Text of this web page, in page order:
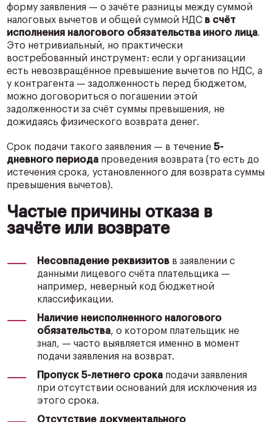
форму заявления — о зачёте разницы между суммой
налоговых вычетов и общей суммой НДС в счёт
исполнения налогового обязательства иного лица.
Это нетривиальный, но практически
востребованный инструмент: если у организации
есть невозвращённое превышение вычетов по НДС, а
у контрагента — задолженность перед бюджетом,
можно договориться о погашении этой
задолженности за счёт суммы превышения, не
дожидаясь физического возврата денег.
Срок подачи такого заявления — в течение5-
дневного периода проведения возврата (то есть до
истечения срока, установленного для возврата суммы
превышения вычетов).
Частые причины отказа в
зачёте или возврате
Несовпадение реквизитов в заявлении с
данными лицевого счёта плательщика —
например, неверный код бюджетной
классификации.
Наличие неисполненного налогового
обязательства, о котором плательщик не
знал, — часто выявляется именно в момент
подачи заявления на возврат.
Пропуск 5-летнего срока подачи заявления
при отсутствии оснований для исключения из
этого срока.
Отсутствие документального